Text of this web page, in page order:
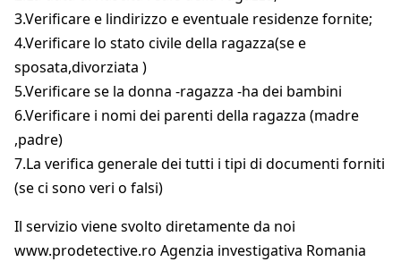
3.Verificare e lindirizzo e eventuale residenze fornite;
4.Verificare lo stato civile della ragazza(se e
sposata,divorziata )
5.Verificare se la donna -ragazza -ha dei bambini
6.Verificare i nomi dei parenti della ragazza (madre
,padre)
7.La verifica generale dei tutti i tipi di documenti forniti
(se ci sono veri o falsi)
Il servizio viene svolto diretamente da noi
www.prodetective.ro Agenzia investigativa Romania